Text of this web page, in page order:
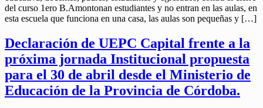
del curso 1ero B.Amontonan estudiantes y no entran en las aulas, en
esta escuela que funciona en una casa, las aulas son pequeñas y […]
Declaración de UEPC Capital frente a la
próxima jornada Institucional propuesta
para el 30 de abril desde el Ministerio de
Educación de la Provincia de Córdoba.